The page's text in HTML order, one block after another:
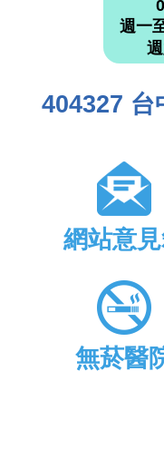
週一
404327 台
網站意
無菸醫